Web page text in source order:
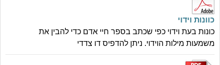
כוונות וידוי
כונות בעת וידוי כפי שכתב בספר חיי אדם כדי להבין את
משמעות מילות הוידוי. ניתן להדפיס דו צדדי